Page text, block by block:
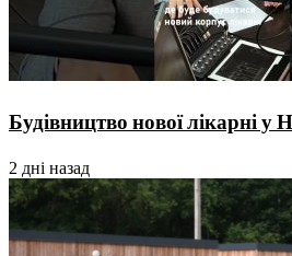
Будівництво нової лікарні у
2 дні назад